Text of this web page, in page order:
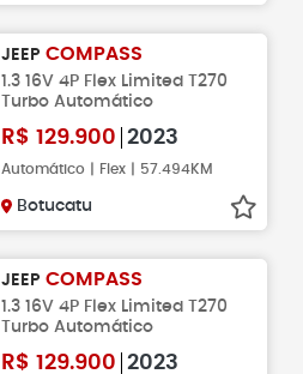
JEEP COMPASS
1.3 16V 4P Flex Limited T270
Turbo Automático
R$ 129.900 2023
Automático | Flex | 57.494KM
Botucatu
JEEP COMPASS
1.3 16V 4P Flex Limited T270
Turbo Automático
R$ 129.900 2023